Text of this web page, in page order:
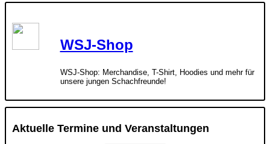
WSJ-Shop
WSJ-Shop: Merchandise, T-Shirt, Hoodies und mehr für
unsere jungen Schachfreunde!
Aktuelle Termine und Veranstaltungen